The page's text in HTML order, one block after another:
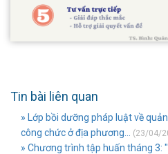
Tin bài liên quan
» Lớp bồi dưỡng pháp luật về
công chức ở địa phương...
(23/04/
» Chương trình tập huấn tháng 3: